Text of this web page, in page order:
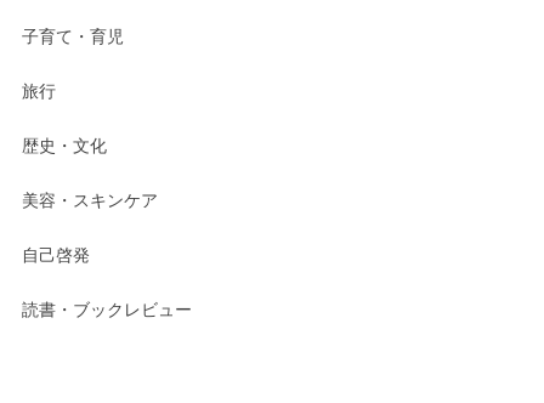
子育て・育児
旅行
歴史・文化
美容・スキンケア
自己啓発
読書・ブックレビュー